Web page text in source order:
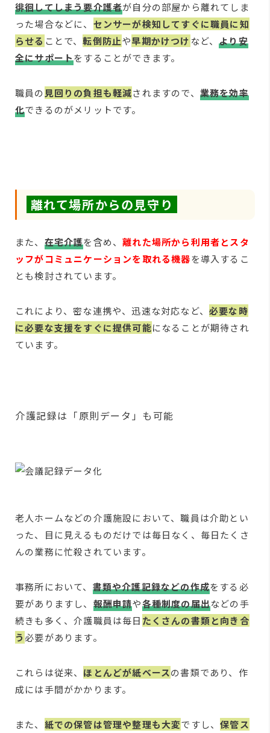
徘徊してしまう要介護者が自分の部屋から離れてしま
った場合などに、 センサーが検知してすぐに職員に知
らせる ことで、転倒防止や早期かけつけ など、より安
全にサポートをすることができます。
職員の 見回りの負担も軽減されますので、 業務を効率
化できるのがメリットです。
離れて場所からの見守り
また、 在宅介護を含め、離れた場所から利用者とスタ
ッフがコミュニケーションを取れる機器を導入するこ
とも検討されています。
これにより、密な連携や、迅速な対応など、 必要な時
に必要な支援をすぐに提供可能になることが期待され
ています。
介護記録は「原則データ」も可能
老人ホームなどの介護施設において、職員は介助とい
った、目に見えるものだけでは毎日なく、毎日たくさ
んの業務に忙殺されています。
事務所において、 書類や介護記録などの作成をする必
要がありますし、 報酬申請や各種制度の届出などの手
続きも多く、介護職員は毎日 たくさんの書類と向き合
う 必要があります。
これらは従来、 ほとんどが紙ベースの書類であり、作
成には手間がかかります。
また、 紙での保管は管理や整理も大変ですし、保管ス